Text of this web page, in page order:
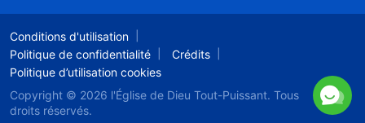
Conditions d'utilisation
Politique de confidentialité
Crédits
Politique d’utilisation cookies
Copyright © 2026 l'Église de Dieu Tout-Puissant. Tous
droits réservés.